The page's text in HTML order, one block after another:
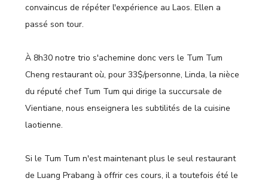
convaincus de répéter l'expérience au Laos. Ellen a
passé son tour.
À 8h30 notre trio s'achemine donc vers le Tum Tum
Cheng restaurant où, pour 33$/personne, Linda, la nièce
du réputé chef Tum Tum qui dirige la succursale de
Vientiane, nous enseignera les subtilités de la cuisine
laotienne.
Si le Tum Tum n'est maintenant plus le seul restaurant
de Luang Prabang à offrir ces cours, il a toutefois été le